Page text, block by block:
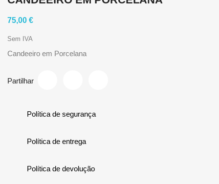
75,00 €
Sem IVA
Candeeiro em Porcelana
Partilhar
Política de segurança
Política de entrega
Política de devolução